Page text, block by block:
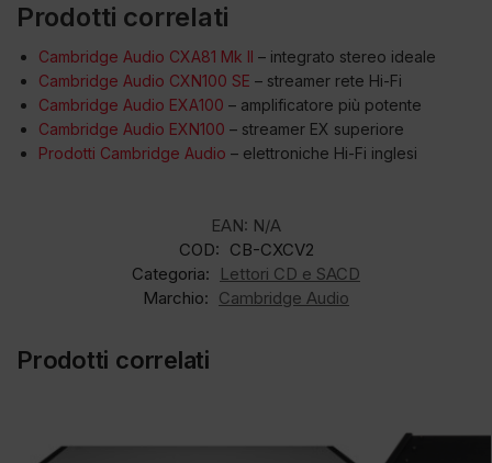
Prodotti correlati
Cambridge Audio CXA81 Mk II – integrato stereo ideale
Cambridge Audio CXN100 SE – streamer rete Hi-Fi
Cambridge Audio EXA100 – amplificatore più potente
Cambridge Audio EXN100 – streamer EX superiore
Prodotti Cambridge Audio – elettroniche Hi-Fi inglesi
EAN: N/A
COD: CB-CXCV2
Categoria:
Lettori CD e SACD
Marchio: Cambridge Audio
Prodotti correlati